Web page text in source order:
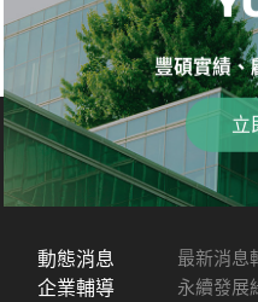
豐碩實績、
立
動態消息 最新消息
企業輔導 永續發展